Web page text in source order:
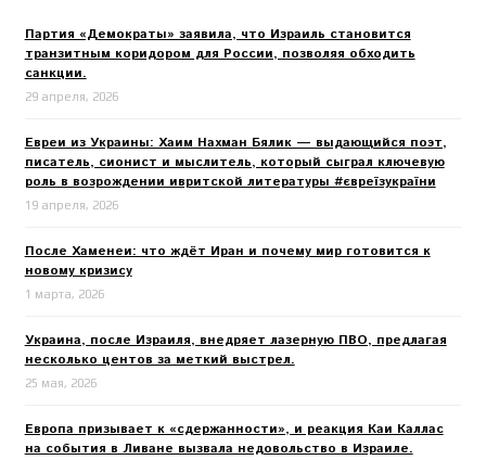
Партия «Демократы» заявила, что Израиль становится
транзитным коридором для России, позволяя обходить
санкции.
29 апреля, 2026
Евреи из Украины: Хаим Нахман Бялик — выдающийся поэт,
писатель, сионист и мыслитель, который сыграл ключевую
роль в возрождении ивритской литературы #євреїзукраїни
19 апреля, 2026
После Хаменеи: что ждёт Иран и почему мир готовится к
новому кризису
1 марта, 2026
Украина, после Израиля, внедряет лазерную ПВО, предлагая
несколько центов за меткий выстрел.
25 мая, 2026
Европа призывает к «сдержанности», и реакция Каи Каллас
на события в Ливане вызвала недовольство в Израиле.